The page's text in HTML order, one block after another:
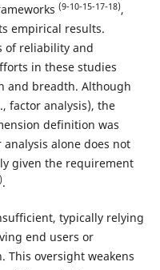
(9-10-15-17-18),
empirical results.
of reliability and
in these studies
and breadth. Although
factor analysis), the
definition was
alone does not
given the requirement
.
typically relying
end users or
oversight weakens